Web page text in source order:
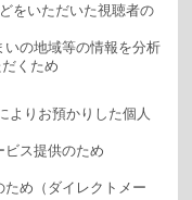
をいただいた視聴者の
いの地域等の情報を分析
くため
よりお預かりした個人
ビス提供のため
ため（ダイレクトメー